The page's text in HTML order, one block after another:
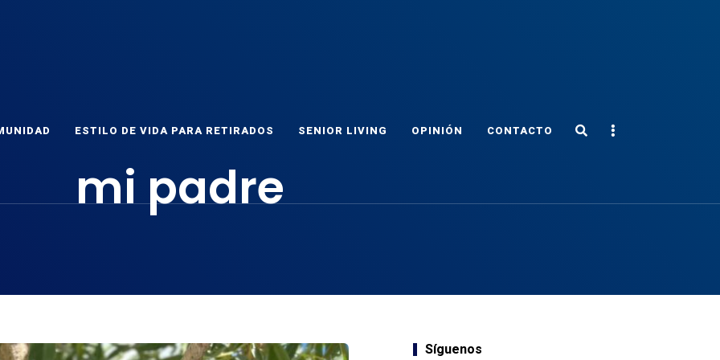
ESTILO DE VIDA PARA RETIRADOS SENIOR LIVING OPINIÓN CONTACTO SearchSidebar
mi padre
Síguenos